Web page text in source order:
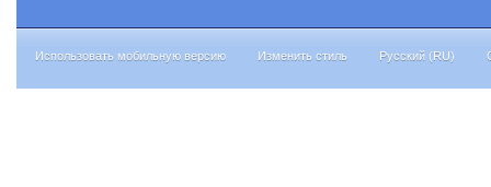
Использовать мобильную версию Изменить стиль Русский (RU)